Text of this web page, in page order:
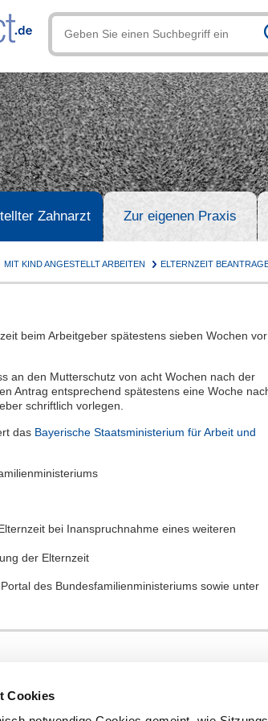
Cookies
Zahnarzt Zur eigenen Praxis
MIT KIND ANGESTELLT ARBEITEN ELTERNZEIT
beim Arbeitgeber spätestens sieben Wochen vor
an den Mutterschutz von acht Wochen nach der
Antrag entsprechend spätestens eine Woche
schriftlich vorlegen.
das Bayerische Staatsministerium für Arbeit und
bei Inanspruchnahme eines weiteren
der Elternzeit
Portal des Bundesfamilienministeriums sowie unter